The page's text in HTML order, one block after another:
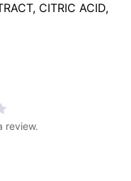
CITRIC ACID,
review.